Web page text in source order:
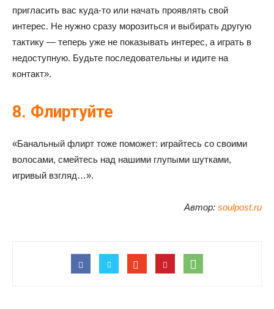
пригласить вас куда-то или начать проявлять свой
интерес. Не нужно сразу морозиться и выбирать другую
тактику — теперь уже не показывать интерес, а играть в
недоступную. Будьте последовательны и идите на
контакт».
8. Флиртуйте
«Банальный флирт тоже поможет: играйтесь со своими
волосами, смейтесь над нашими глупыми шутками,
игривый взгляд…».
Автор: soulpost.ru